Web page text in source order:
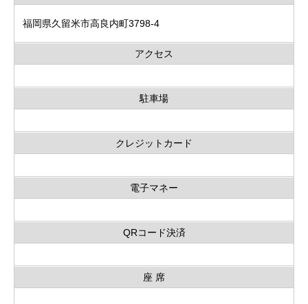
福岡県久留米市高良内町3798-4
アクセス
駐車場
クレジットカード
電子マネー
QRコード決済
座 席